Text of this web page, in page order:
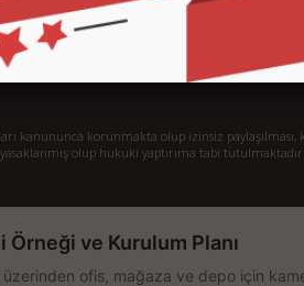
Kargo ve Taşıma Bilgileri
Garanti ve İade
korunmakta olup izinsiz paylaşılması,
olup hukuki yaptırıma tabi tutulmaktadır.
Örneği ve Kurulum Planı
ofis, mağaza ve depo için